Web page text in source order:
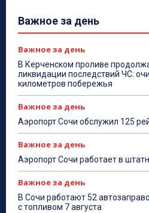
Важное за день
Важное за день
В Керченском проливе
ликвидации последствий ЧС:
километров побережья
Важное за день
Аэропорт Сочи обслужил 125
Важное за день
Аэропорт Сочи работает в
Важное за день
В Сочи работают 52
с топливом 7 августа